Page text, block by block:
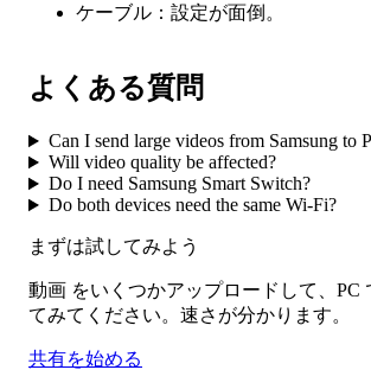
ケーブル：設定が面倒。
よくある質問
Can I send large videos from Samsung to
Will video quality be affected?
Do I need Samsung Smart Switch?
Do both devices need the same Wi-Fi?
まずは試してみよう
動画 をいくつかアップロードして、PC
てみてください。速さが分かります。
共有を始める